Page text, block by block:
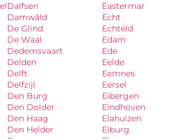
Dalfsen
Damwâld
De Glind
De Waal
Dedemsvaart
Delden
Delft
Delfzijl
Den Burg
Den Dolder
Den Haag
Den Helder
Eastermar
Echt
Echteld
Edam
Ede
Eelde
Eemnes
Eersel
Eibergen
Eindhoven
Elahuizen
Elburg